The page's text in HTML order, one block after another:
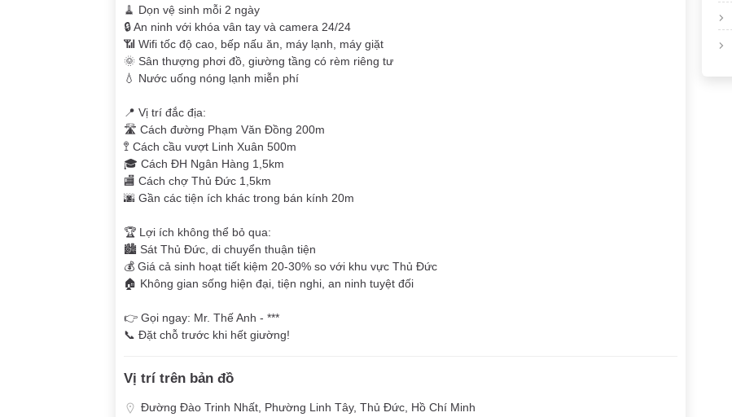
🧹 Dọn vệ sinh mỗi 2 ngày
🔒 An ninh với khóa vân tay và camera 24/24
📶 Wifi tốc độ cao, bếp nấu ăn, máy lạnh, máy giặt
🌞 Sân thượng phơi đồ, giường tầng có rèm riêng tư
💧 Nước uống nóng lạnh miễn phí
📍 Vị trí đắc địa:
🛣️ Cách đường Phạm Văn Đồng 200m
🚏 Cách cầu vượt Linh Xuân 500m
🎓 Cách ĐH Ngân Hàng 1,5km
🏬 Cách chợ Thủ Đức 1,5km
🌆 Gần các tiện ích khác trong bán kính 20m
🏆 Lợi ích không thể bỏ qua:
🏙️ Sát Thủ Đức, di chuyển thuận tiện
💰 Giá cả sinh hoạt tiết kiệm 20-30% so với khu vực Thủ Đức
🏠 Không gian sống hiện đại, tiện nghi, an ninh tuyệt đối
👉 Gọi ngay: Mr. Thế Anh - ***
📞 Đặt chỗ trước khi hết giường!
Vị trí trên bản đồ
Đường Đào Trinh Nhất, Phường Linh Tây, Thủ Đức, Hồ Chí Minh